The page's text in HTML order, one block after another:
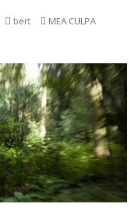
bert MEA CULPA